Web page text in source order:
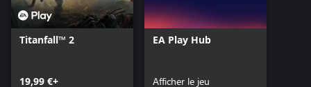
Titanfall™ 2
19,99 €+
EA Play Hub
Afficher le jeu